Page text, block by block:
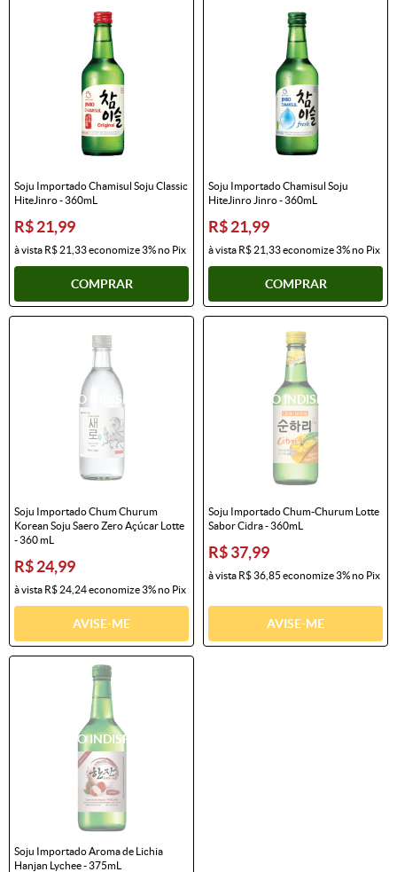
Soju Importado Chamisul Soju Classic
HiteJinro - 360mL
R$ 21,99
à vista R$ 21,33economize3%no Pix
COMPRAR
Soju Importado Chamisul Soju
HiteJinro Jinro - 360mL
R$ 21,99
à vista R$ 21,33economize3%no Pix
COMPRAR
Soju Importado Chum Churum
Korean Soju Saero Zero Açúcar Lotte
- 360 mL
R$ 24,99
à vista R$ 24,24economize3%no Pix
AVISE-ME
Soju Importado Chum-Churum Lotte
Sabor Cidra - 360mL
R$ 37,99
à vista R$ 36,85 economize3%no Pix
AVISE-ME
Soju Importado Aroma de Lichia
Hanjan Lychee - 375mL